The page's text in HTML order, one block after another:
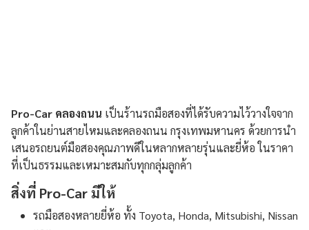
Pro-Car คลองถนน เป็นร้านรถมือสองที่ได้รับความไว้วางใจจาก
ลูกค้าในย่านสายไหมและคลองถนน กรุงเทพมหานคร ด้วยการนำ
เสนอรถยนต์มือสองคุณภาพดีในหลากหลายรุ่นและยี่ห้อ ในราคา
ที่เป็นธรรมและเหมาะสมกับทุกกลุ่มลูกค้า
สิ่งที่ Pro-Car มีให้
รถมือสองหลายยี่ห้อ ทั้ง Toyota, Honda, Mitsubishi, Nissan